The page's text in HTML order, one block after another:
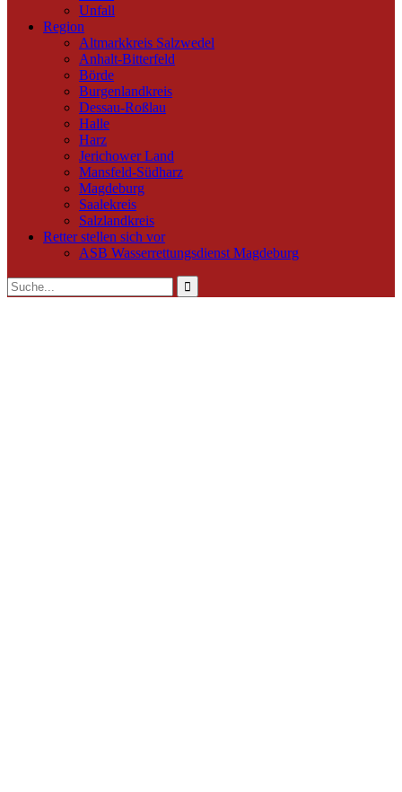
Unfall
Region
Altmarkkreis Salzwedel
Anhalt-Bitterfeld
Börde
Burgenlandkreis
Dessau-Roßlau
Halle
Harz
Jerichower Land
Mansfeld-Südharz
Magdeburg
Saalekreis
Salzlandkreis
Retter stellen sich vor
ASB Wasserrettungsdienst Magdeburg